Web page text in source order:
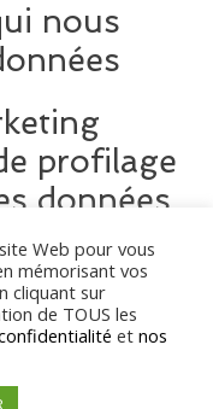
nous
profilage
données
à
Web pour vous
mémorisant vos
cliquant sur
de TOUS les
et nos